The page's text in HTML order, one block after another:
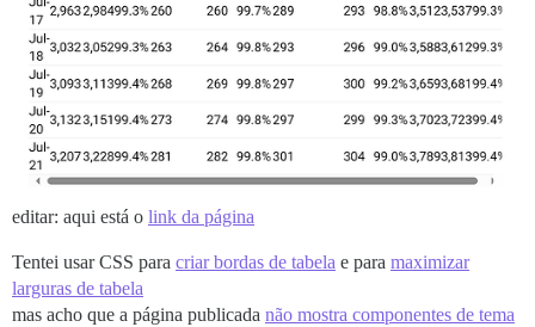
editar: aqui está o link da página
Tentei usar CSS para criar bordas de tabela e para maximizar
larguras de tabela
mas acho que a página publicada não mostra componentes de tema